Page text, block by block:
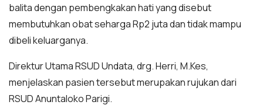
balita dengan pembengkakan hati yang disebut
membutuhkan obat seharga Rp2 juta dan tidak mampu
dibeli keluarganya.
Direktur Utama RSUD Undata, drg. Herri, M.Kes,
menjelaskan pasien tersebut merupakan rujukan dari
RSUD Anuntaloko Parigi.